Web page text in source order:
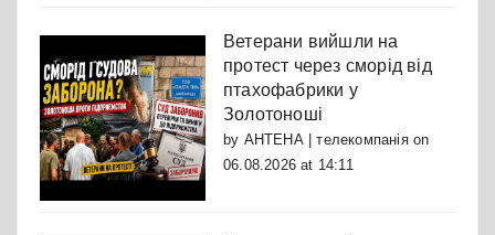
Ветерани вийшли на
протест через сморід від
птахофабрики у
Золотоноші
by АНТЕНА | телекомпаніяon
06.08.2026 at 14:11